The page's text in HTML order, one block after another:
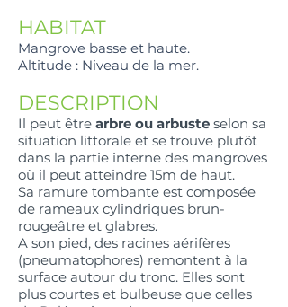
HABITAT
Mangrove basse et haute.
Altitude : Niveau de la mer.
DESCRIPTION
Il peut être arbre ou arbuste selon sa
situation littorale et se trouve plutôt
dans la partie interne des mangroves
où il peut atteindre 15m de haut.
Sa ramure tombante est composée
de rameaux cylindriques brun-
rougeâtre et glabres.
A son pied, des racines aérifères
(pneumatophores) remontent à la
surface autour du tronc. Elles sont
plus courtes et bulbeuse que celles